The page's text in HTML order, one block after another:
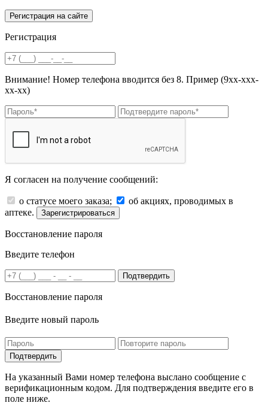
Регистрация
Внимание! Номер телефона вводится без 8. Пример (9хх-ххх-
хх-хх)
Я согласен на получение сообщений:
о статусе моего заказа;
об акциях, проводимых в
аптеке.
Зарегистрироваться
Восстановление пароля
Введите телефон
Подтвердить
Восстановление пароля
Введите новый пароль
На указанный Вами номер телефона выслано сообщение с
верификационным кодом. Для подтверждения введите его в
поле ниже.